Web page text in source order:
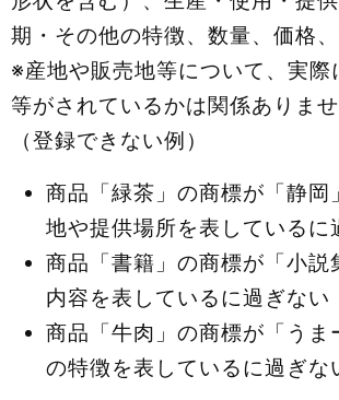
期・その他の特徴、数量、価格
※産地や販売地等について、実際
等がされているかは関係ありませ
（登録できない例）
商品「緑茶」の商標が「静岡
地や提供場所を表しているに
商品「書籍」の商標が「小説
内容を表しているに過ぎない
商品「牛肉」の商標が「うま
の特徴を表しているに過ぎな